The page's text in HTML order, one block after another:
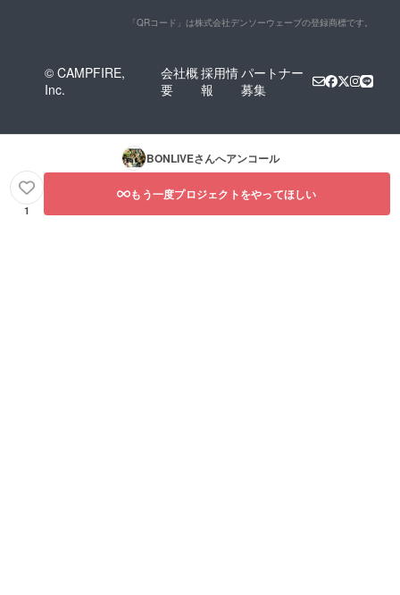
「QRコード」は株式会社デンソーウェーブの登録商標です。
© CAMPFIRE,
Inc.
会社概
要
採用情
報
パートナー
募集
BONLIVEさんへアンコール
1
もう一度プロジェクトをやってほしい